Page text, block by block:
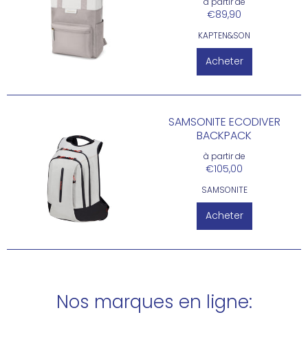
€89,90
KAPTEN&SON
Acheter
SAMSONITE ECODIVER
BACKPACK
à partir de
€105,00
SAMSONITE
Acheter
Nos marques en ligne: